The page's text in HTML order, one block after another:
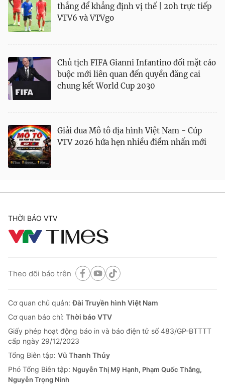
thắng để khẳng định vị thế | 20h trực tiếp
VTV6 và VTVgo
Chủ tịch FIFA Gianni Infantino đối mặt cáo
buộc mới liên quan đến quyền đăng cai
chung kết World Cup 2030
Giải đua Mô tô địa hình Việt Nam - Cúp
VTV 2026 hứa hẹn nhiều điểm nhấn mới
THỜI BÁO VTV
Theo dõi báo trên
Cơ quan chủ quản:Đài Truyền hình Việt Nam
Cơ quan báo chí: Thời báo VTV
Giấy phép hoạt động báo in và báo điện tử số 483/GP-BTTTT
cấp ngày 29/12/2023
Tổng Biên tập: Vũ Thanh Thủy
Phó Tổng Biên tập: Nguyễn Thị Mỹ Hạnh, Phạm Quốc Thắng,
Nguyễn Trọng Ninh